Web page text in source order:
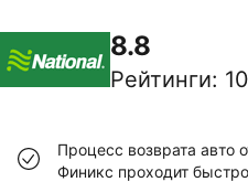
8.8
Рейтинги:
Процесс возврата авто
Финикс проходит